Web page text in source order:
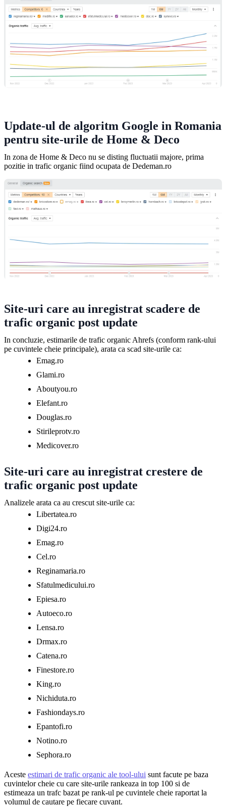
Update-ul de algoritm Google in Romania
pentru site-urile de Home & Deco
In zona de Home & Deco nu se disting fluctuatii majore, prima
pozitie in trafic organic fiind ocupata de Dedeman.ro
Site-uri care au inregistrat scadere de
trafic organic post update
In concluzie, estimarile de trafic organic Ahrefs (conform rank-ului
pe cuvintele cheie principale), arata ca scad site-urile ca:
Emag.ro
Glami.ro
Aboutyou.ro
Elefant.ro
Douglas.ro
Stirileprotv.ro
Medicover.ro
Site-uri care au inregistrat crestere de
trafic organic post update
Analizele arata ca au crescut site-urile ca:
Libertatea.ro
Digi24.ro
Emag.ro
Cel.ro
Reginamaria.ro
Sfatulmedicului.ro
Epiesa.ro
Autoeco.ro
Lensa.ro
Drmax.ro
Catena.ro
Finestore.ro
King.ro
Nichiduta.ro
Fashiondays.ro
Epantofi.ro
Notino.ro
Sephora.ro
Aceste estimari de trafic organic ale tool-ului sunt facute pe baza
cuvintelor cheie cu care site-urile rankeaza in top 100 si de
estimeaza un trafc bazat pe rank-ul pe cuvintele cheie raportat la
volumul de cautare pe fiecare cuvant.